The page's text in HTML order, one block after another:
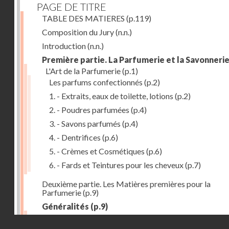
PAGE DE TITRE
TABLE DES MATIERES (p.119)
Composition du Jury(n.n.)
Introduction(n.n.)
Première partie. La Parfumerie et la Savonnerie
L'Art de la Parfumerie(p.1)
Les parfums confectionnés (p.2)
1. - Extraits, eaux de toilette, lotions (p.2)
2. - Poudres parfumées (p.4)
3. - Savons parfumés (p.4)
4. - Dentrifices (p.6)
5. - Crèmes et Cosmétiques (p.6)
6. - Fards et Teintures pour les cheveux(p.7)
Deuxième partie. Les Matières premières pour la
Parfumerie(p.9)
Généralités (p.9)
Les parfums naturels(p.10)